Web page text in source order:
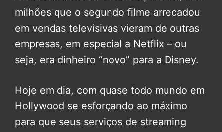
milhões que o segundo filme arrecadou
em vendas televisivas vieram de outras
empresas, em especial a Netflix – ou
seja, era dinheiro “novo” para a Disney.
Hoje em dia, com quase todo mundo em
Hollywood se esforçando ao máximo
para que seus serviços de streaming